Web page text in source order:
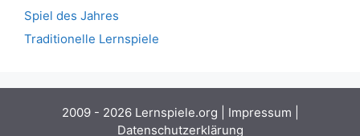
Spiel des Jahres
Traditionelle Lernspiele
2009 - 2026 Lernspiele.org | Impressum
Datenschutzerklärung